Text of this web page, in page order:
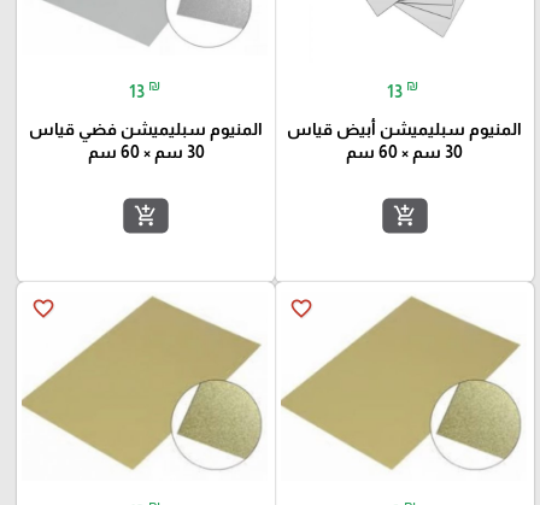
13 ₪
المنيوم سبليميشن أبيض قياس
30 سم × 60 سم
add_shopping_cart
13 ₪
المنيوم سبليميشن فضي قياس
30 سم × 60 سم
add_shopping_cart
favorite_border
favorite_border